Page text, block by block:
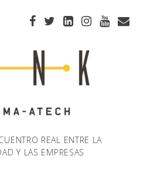
REAL ENTRE LA
Y LAS EMPRESAS